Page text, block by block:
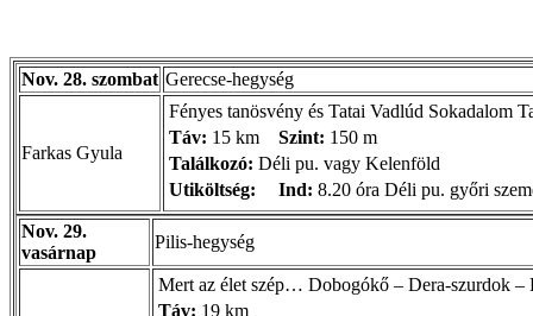
Nov. 28. szombat Gerecse-hegység
Farkas Gyula
Fényes tanösvény és Tatai Vadlúd Sokadalom
Táv: 15 km Szint: 150 m
Találkozó: Déli pu. vagy Kelenföld
Utiköltség:
Ind: 8.20 óra Déli pu. győri
Nov. 29.
vasárnap
Pilis-hegység
Mert az élet szép… Dobogókő – Dera-szurdok –
Táv: 19 km